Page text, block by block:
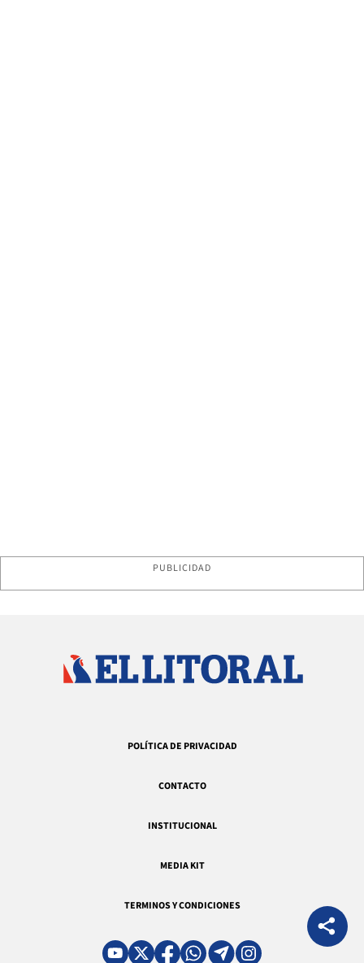
PUBLICIDAD
POLÍTICA DE PRIVACIDAD
CONTACTO
INSTITUCIONAL
MEDIA KIT
TERMINOS Y CONDICIONES